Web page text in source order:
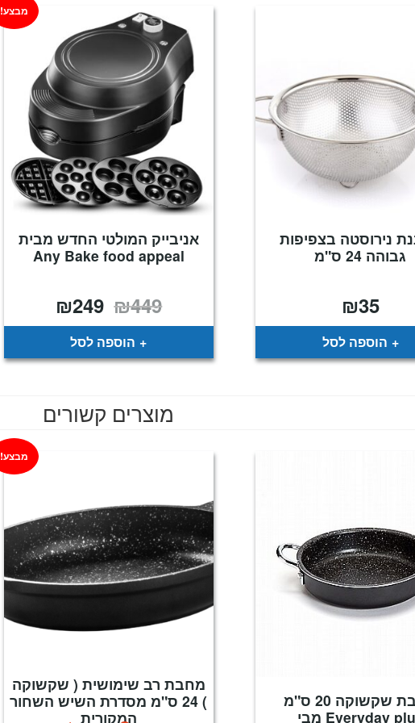
נירוסטה בצפיפות
גבוהה 24 ס"מ
₪35
הוספה לסל
אניבייק המולטי החדש מבית
Any Bake food appeal
מבצע!
₪449 המחיר
המקורי
היה:
₪449.
₪249
הוא:
הוספה לסל
מוצרים קשורים
מחבת שקשוקה 20 ס"מ
Everyday plus מבי
מחבת רב שימושית ( שקשוקה
) 24 ס"מ מסדרת השיש השחור
המקורית
מבצע!